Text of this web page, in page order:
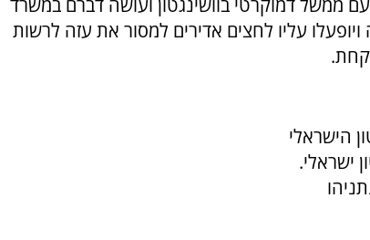
ממשל דמוקרטי בוושינגטון ועושה דברם במשרד
עליו לחצים אדירים למסור את עזה לרשות
הישראלי
ישראלי.